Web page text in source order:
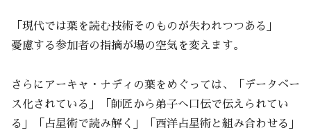
「現代では葉を読む技術そのものが失われつつある」
憂慮する参加者の指摘が場の空気を変えます。
さらにアーキャ・ナディの葉をめぐっては、「データベー
ス化されている」「師匠から弟子へ口伝で伝えられてい
る」「占星術で読み解く」「西洋占星術と組み合わせる」